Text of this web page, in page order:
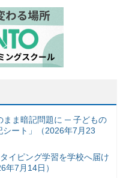
まま暗記問題に ─ 子どもの
ート」（2026年7月23
イピング学習を学校へ届け
年7月14日）